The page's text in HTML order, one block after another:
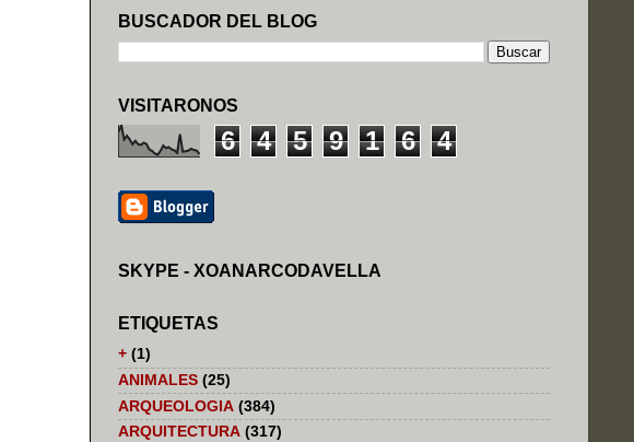
BUSCADOR DEL BLOG
VISITARONOS
6 4 5 9 1 6 4
SKYPE - XOANARCODAVELLA
ETIQUETAS
+ (1)
ANIMALES (25)
ARQUEOLOGIA (384)
ARQUITECTURA (317)